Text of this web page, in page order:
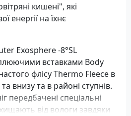
кишені", які
енергії на їхнє
Exosphere -8°SL
вставками Body
флісу Thermo Fleece в
внизу та в районі ступнів.
передбачені спеціальні
від вологи завдяки